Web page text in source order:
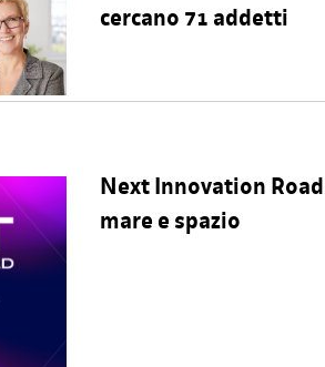
cercano 71 addetti
Next Innovation
mare e spazio